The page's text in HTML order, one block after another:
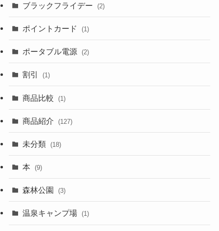
ブラックフライデー (2)
ポイントカード (1)
ポータブル電源 (2)
割引 (1)
商品比較 (1)
商品紹介 (127)
未分類 (18)
本 (9)
森林公園 (3)
温泉キャンプ場 (1)